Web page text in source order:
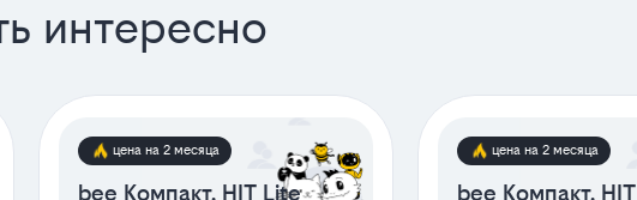
интересно
цена на 2 месяца
bee Компакт. HIT Lite
цена на 2 месяца
bee Компакт. HIT